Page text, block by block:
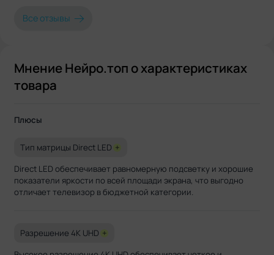
Все отзывы
Мнение Нейро.топ о характеристиках
товара
Плюсы
Тип матрицы Direct LED +
Direct LED обеспечивает равномерную подсветку и хорошие
показатели яркости по всей площади экрана, что выгодно
отличает телевизор в бюджетной категории.
Разрешение 4K UHD +